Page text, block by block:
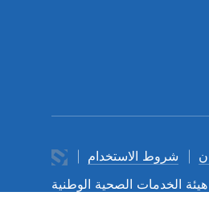
شروط الاستخدام
الخدمات الصحية الوطنية